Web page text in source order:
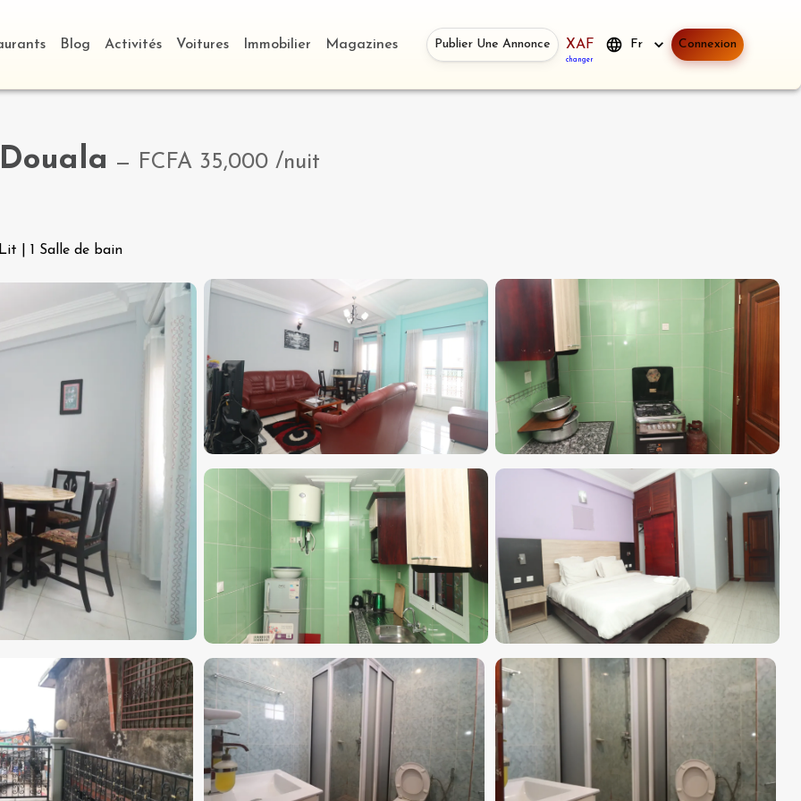
Blog Activités Voitures Immobilier Magazines Publier Une Annonce XAF
changer
Fr Connexion
— FCFA 35,000 /nuit
1 Salle de bain